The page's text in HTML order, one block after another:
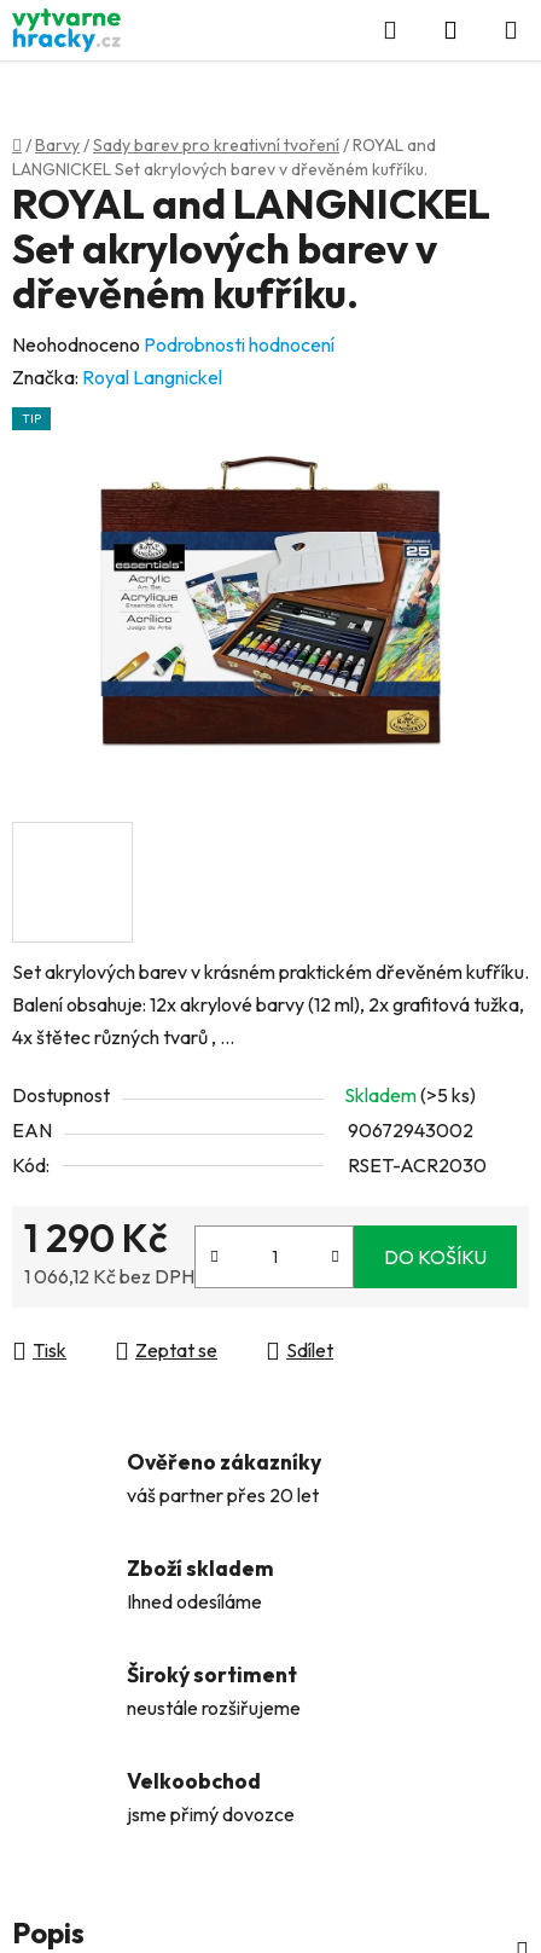
Přejít
na
obsah
Hledat
KOŠÍK
Domů
/Barvy/Sady barev pro kreativní tvoření/ROYAL and
LANGNICKEL Set akrylových barev v dřevěném kufříku.
Set akrylových barev v krásném praktickém dřevěném kufříku.
Balení obsahuje: 12x akrylové barvy (12 ml), 2x grafitová tužka,
4x štětec různých tvarů , ...
Dostupnost Skladem(>5 ks)
EAN
90672943002
Kód:
RSET-ACR2030
1 290 Kč
1 066,12 Kč bez DPH
DO KOŠÍKU
Tisk Zeptat se Sdílet
ROYAL and LANGNICKEL
Set akrylových barev v
dřevěném kufříku.
Průměrné
hodnocení
produktu
Neohodnoceno Podrobnosti hodnocení
Značka: Royal Langnickel
TIP
Ověřeno zákazníky
váš partner přes 20 let
Zboží skladem
Ihned odesíláme
Široký sortiment
neustále rozšiřujeme
Velkoobchod
jsme přimý dovozce
Popis